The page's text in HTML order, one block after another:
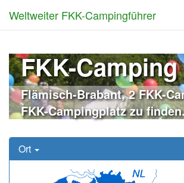
Weltweiter FKK-Campingführer
FKK-
Flämisch-Brabant, 2 FKK-
FKK-Campingplatz zu
Ort